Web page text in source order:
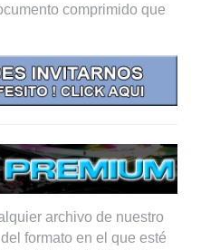
comprimido que
archivo de nuestro
formato en el que esté